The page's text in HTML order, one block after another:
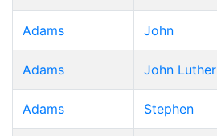
Adams John
Adams John Luther
Adams Stephen